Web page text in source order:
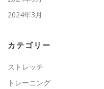
2024年3月
カテゴリー
ストレッチ
トレーニング